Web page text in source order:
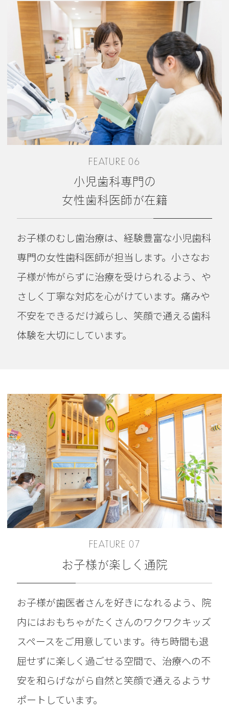
FEATURE 06
小児歯科専門の
女性歯科医師が在籍
お子様のむし歯治療は、経験豊富な小児歯科
専門の女性歯科医師が担当します。小さなお
子様が怖がらずに治療を受けられるよう、や
さしく丁寧な対応を心がけています。痛みや
不安をできるだけ減らし、笑顔で通える歯科
体験を大切にしています。
FEATURE 07
お子様が楽しく通院
お子様が歯医者さんを好きになれるよう、院
内にはおもちゃがたくさんのワクワクキッズ
スペースをご用意しています。待ち時間も退
屈せずに楽しく過ごせる空間で、治療への不
安を和らげながら自然と笑顔で通えるようサ
ポートしています。